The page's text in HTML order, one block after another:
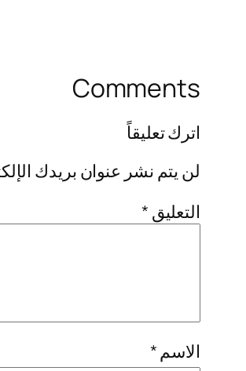
Comments
اترك تعليقاً
لن يتم نشر عنوان بريدك
التعليق *
الاسم *